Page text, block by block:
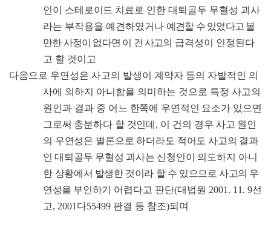
인이 스테로이드 치료로 인한 대퇴골두 무혈성 괴사
라는 부작용을 예견하였거나 예견할 수 있었다고 볼
만한 사정이 없다면 이 건 사고의 급격성이 인정된다
고 할 것이고
다음으로 우연성은 사고의 발생이 계약자 등의 자발적인 의
사에 의하지 아니함을 의미하는 것으로 특정 사고의
원인과 결과 중 어느 한쪽에 우연적인 요소가 있으면
그로써 충분하다 할 것인데 , 이 건의 경우 사고 원인
의 우연성은 별론으로 하더라도 적어도사고의 결과
인 대퇴골두 무혈성 괴사는 신청인이 의도하지 아니
한 상황에서 발생한 것이라 할 수 있으므로 사고의 우
연성을 부인하기
어렵다고 판단(대법원 2001. 11. 9선
고, 2001 다55499 판결 등 참조)되며